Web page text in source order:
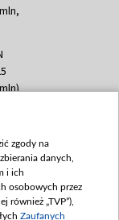
2025
350
zgody na
danych,
i ich
osobowych przez
również „TVP”),
Zaufanych